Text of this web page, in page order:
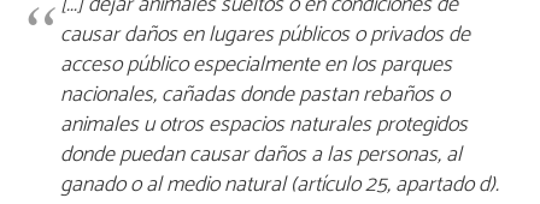
causar daños en lugares públicos o privados de
acceso público especialmente en los parques
nacionales, cañadas donde pastan rebaños o
animales u otros espacios naturales protegidos
donde puedan causar daños a las personas, al
ganado o al medio natural (artículo 25, apartado d).